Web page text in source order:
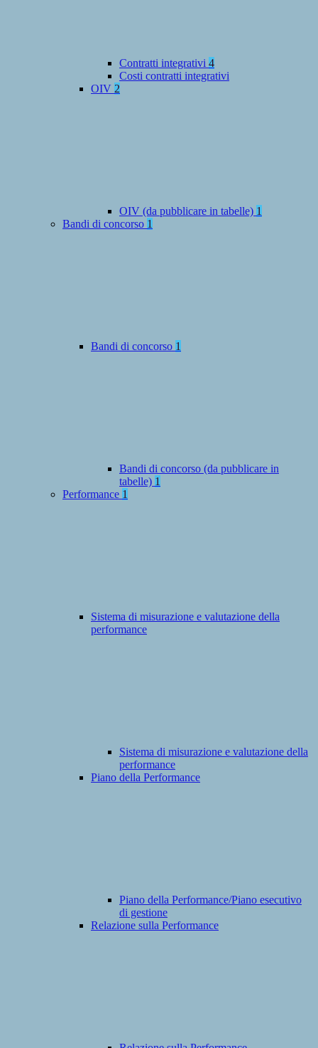
Contratti integrativi 4
Costi contratti integrativi
OIV 2
OIV (da pubblicare in tabelle) 1
Bandi di concorso 1
Bandi di concorso 1
Bandi di concorso (da pubblicare in
tabelle) 1
Performance 1
Sistema di misurazione e valutazione della
performance
Sistema di misurazione e valutazione della
performance
Piano della Performance
Piano della Performance/Piano esecutivo
di gestione
Relazione sulla Performance